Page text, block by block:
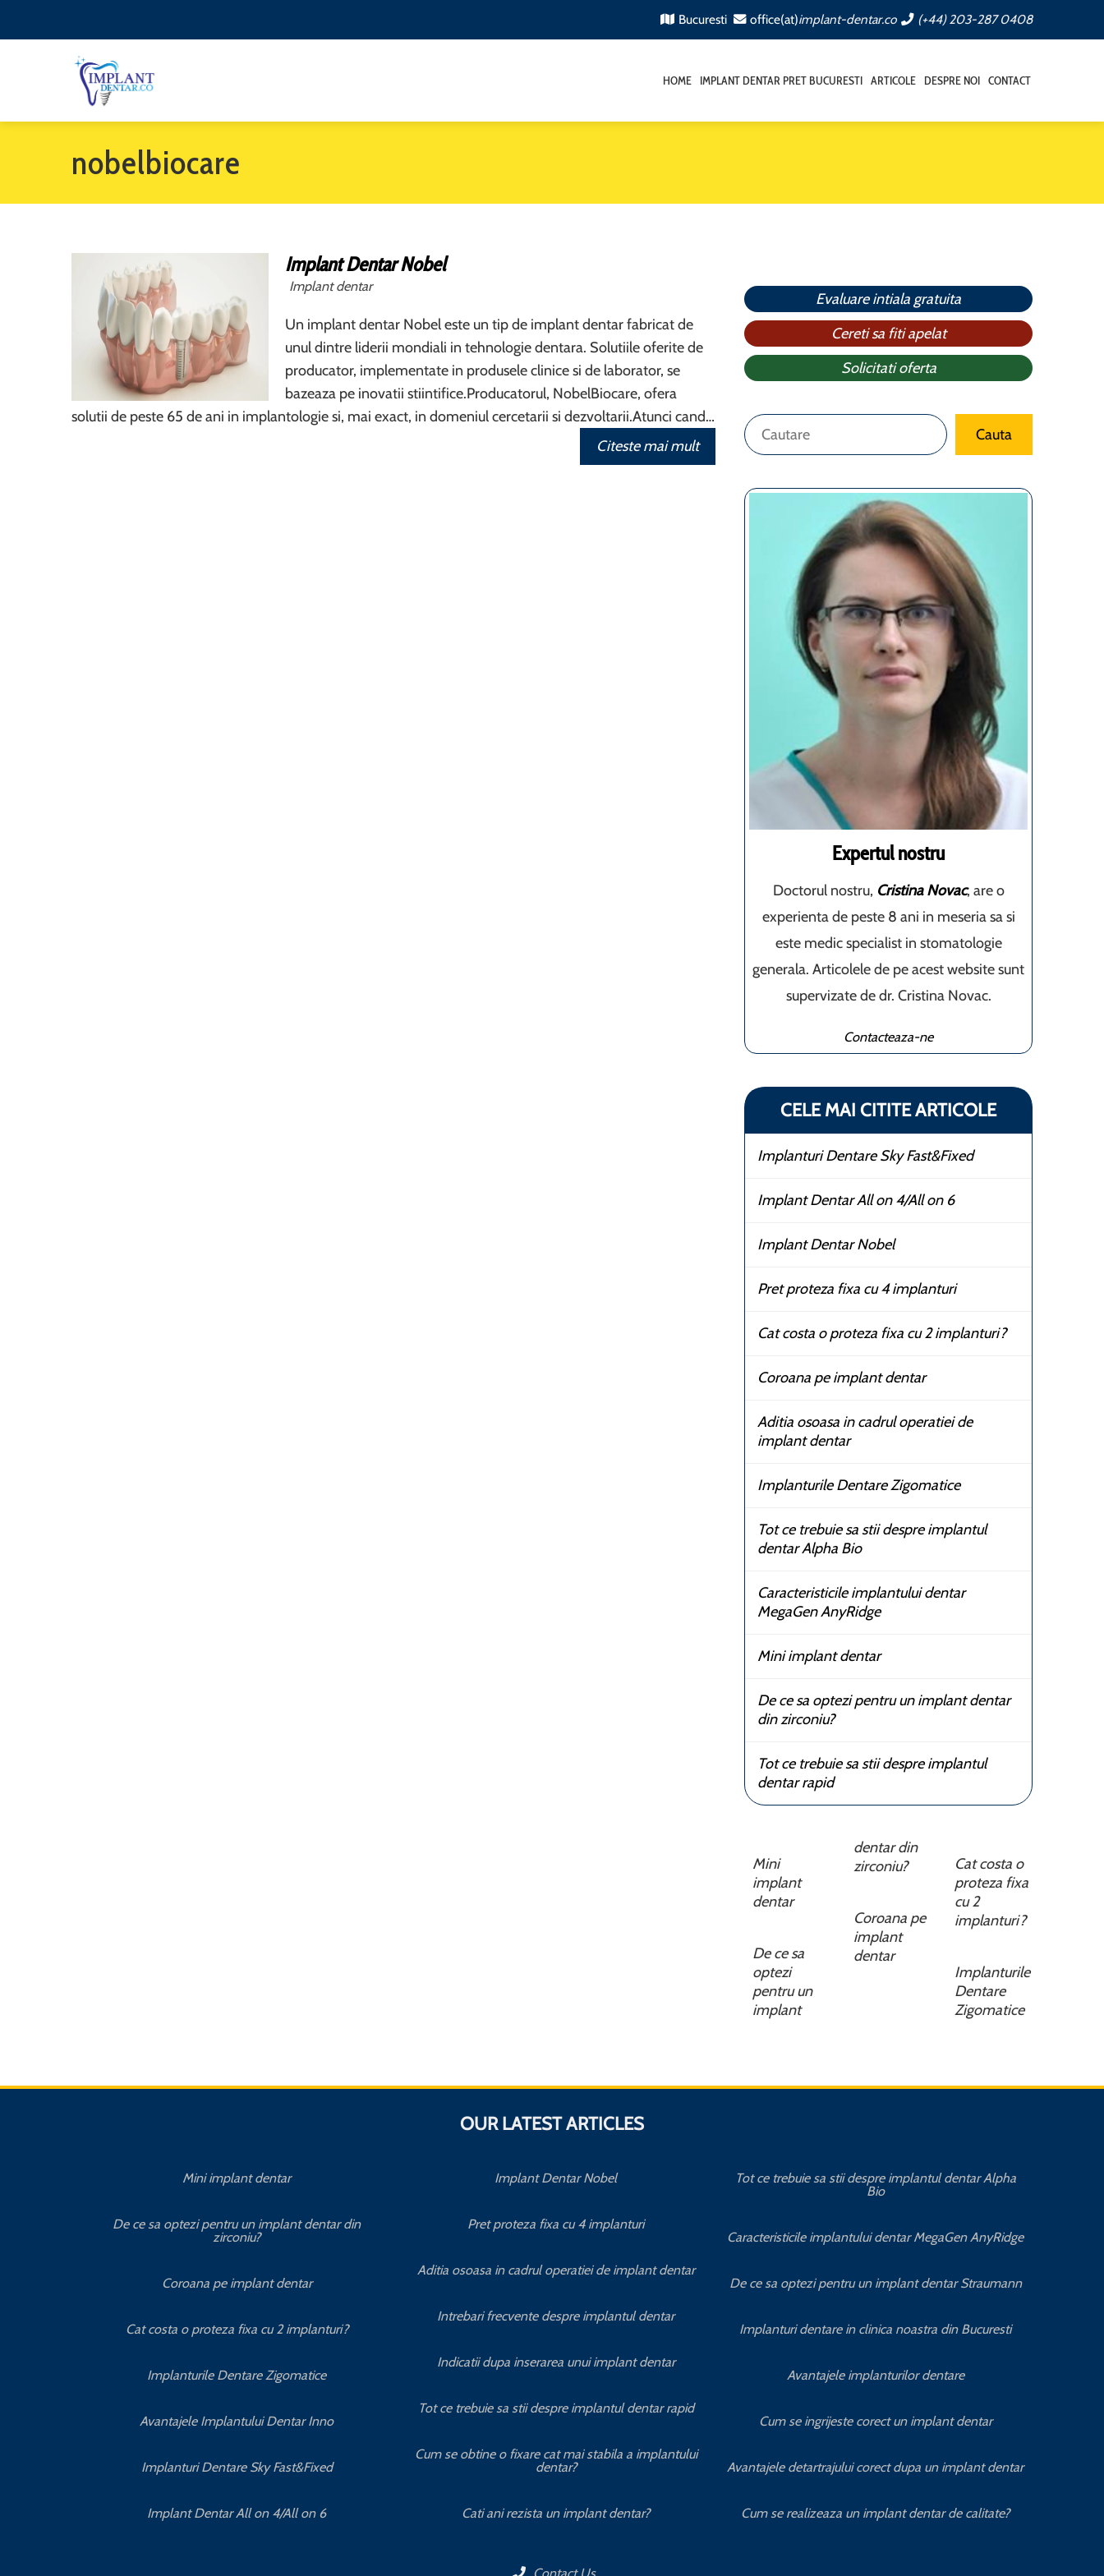
Bucuresti office(at)implant-dentar.co (+44) 203-287 0408
HOME IMPLANT DENTAR PRET BUCURESTI ARTICOLE DESPRE NOI CONTACT
nobelbiocare
Implant Dentar Nobel
Implant dentar
Un implant dentar Nobel este un tip de implant dentar fabricat de
unul dintre liderii mondiali in tehnologie dentara. Solutiile oferite de
producator, implementate in produsele clinice si de laborator, se
bazeaza pe inovatii stiintifice.Producatorul, NobelBiocare, ofera
solutii de peste 65 de ani in implantologie si, mai exact, in domeniul cercetarii si dezvoltarii.Atunci cand…
Citeste mai mult
Evaluare intiala gratuita
Cereti sa fiti apelat
Solicitati oferta
Caută Cauta
Expertul nostru
Doctorul nostru, Cristina Novac, are o
experienta de peste 8 ani in meseria sa si
este medic specialist in stomatologie
generala. Articolele de pe acest website sunt
supervizate de dr. Cristina Novac.
Contacteaza-ne
CELE MAI CITITE ARTICOLE
Implanturi Dentare Sky Fast&Fixed
Implant Dentar All on 4/All on 6
Implant Dentar Nobel
Pret proteza fixa cu 4 implanturi
Cat costa o proteza fixa cu 2 implanturi?
Coroana pe implant dentar
Aditia osoasa in cadrul operatiei de
implant dentar
Implanturile Dentare Zigomatice
Tot ce trebuie sa stii despre implantul
dentar Alpha Bio
Caracteristicile implantului dentar
MegaGen AnyRidge
Mini implant dentar
De ce sa optezi pentru un implant dentar
din zirconiu?
Tot ce trebuie sa stii despre implantul
dentar rapid
Mini
implant
dentar
De ce sa
optezi
pentru un
implant
dentar din
zirconiu?
Coroana pe
implant
dentar
Cat costa o
proteza fixa
cu 2
implanturi?
Implanturile
Dentare
Zigomatice
OUR LATEST ARTICLES
Mini implant dentar
De ce sa optezi pentru un implant dentar din
zirconiu?
Coroana pe implant dentar
Cat costa o proteza fixa cu 2 implanturi?
Implanturile Dentare Zigomatice
Avantajele Implantului Dentar Inno
Implanturi Dentare Sky Fast&Fixed
Implant Dentar All on 4/All on 6
Implant Dentar Nobel
Pret proteza fixa cu 4 implanturi
Aditia osoasa in cadrul operatiei de implant dentar
Intrebari frecvente despre implantul dentar
Indicatii dupa inserarea unui implant dentar
Tot ce trebuie sa stii despre implantul dentar rapid
Cum se obtine o fixare cat mai stabila a implantului
dentar?
Cati ani rezista un implant dentar?
Tot ce trebuie sa stii despre implantul dentar Alpha
Bio
Caracteristicile implantului dentar MegaGen AnyRidge
De ce sa optezi pentru un implant dentar Straumann
Implanturi dentare in clinica noastra din Bucuresti
Avantajele implanturilor dentare
Cum se ingrijeste corect un implant dentar
Avantajele detartrajului corect dupa un implant dentar
Cum se realizeaza un implant dentar de calitate?